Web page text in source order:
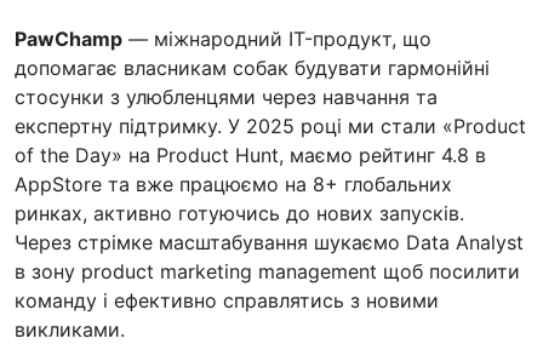
PawChamp — міжнародний IT-продукт, що
допомагає власникам собак будувати гармонійні
стосунки з улюбленцями через навчання та
експертну підтримку. У 2025 році ми стали «Product
of the Day» на Product Hunt, маємо рейтинг 4.8 в
AppStore та вже працюємо на 8+ глобальних
ринках, активно готуючись до нових запусків.
Через стрімке масштабування шукаємо Data Analyst
в зону product marketing management щоб посилити
команду і ефективно справлятись з новими
викликами.